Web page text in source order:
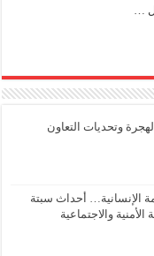
…
وتحديات التعاون
الإنسانية… أحداث سبتة
والاجتماعية